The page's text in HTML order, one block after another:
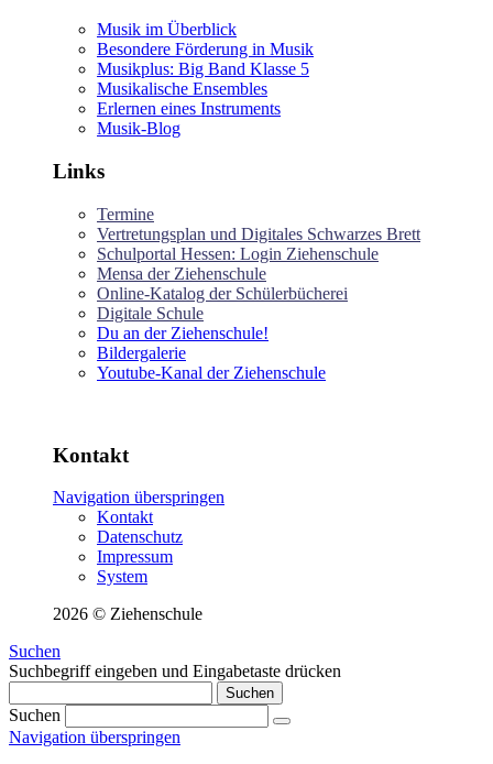
Musik im Überblick
Besondere Förderung in Musik
Musikplus: Big Band Klasse 5
Musikalische Ensembles
Erlernen eines Instruments
Musik-Blog
Links
Termine
Vertretungsplan und Digitales Schwarzes Brett
Schulportal Hessen: Login Ziehenschule
Mensa der Ziehenschule
Online-Katalog der Schülerbücherei
Digitale Schule
Du an der Ziehenschule!
Bildergalerie
Youtube-Kanal der Ziehenschule
Kontakt
Navigation überspringen
Kontakt
Datenschutz
Impressum
System
2026 © Ziehenschule
Suchen
Suchbegriff eingeben und Eingabetaste drücken
Suchen
Suchen
Navigation überspringen